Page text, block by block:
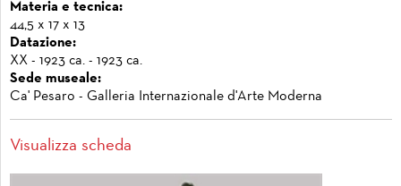
Materia e tecnica:
44,5 x 17 x 13
Datazione:
XX - 1923 ca. - 1923 ca.
Sede museale:
Ca' Pesaro - Galleria Internazionale d'Arte Moderna
Visualizza scheda